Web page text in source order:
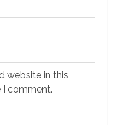
website in this
comment.